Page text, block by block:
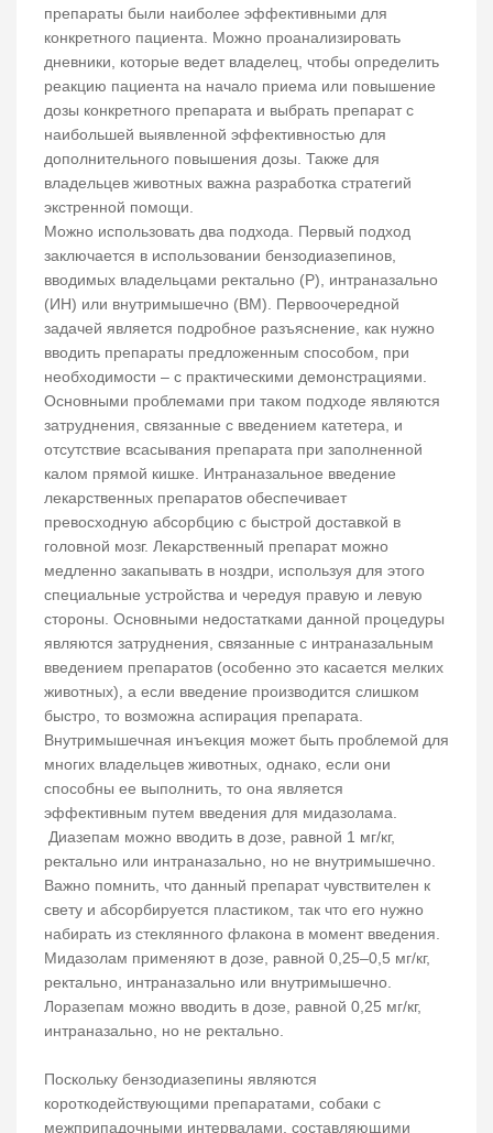
препараты были наиболее эффективными для
конкретного пациента. Можно проанализировать
дневники, которые ведет владелец, чтобы определить
реакцию пациента на начало приема или повышение
дозы конкретного препарата и выбрать препарат с
наибольшей выявленной эффективностью для
дополнительного повышения дозы. Также для
владельцев животных важна разработка стратегий
экстренной помощи.
Можно использовать два подхода. Первый подход
заключается в использовании бензодиазепинов,
вводимых владельцами ректально (Р), интраназально
(ИН) или внутримышечно (ВМ). Первоочередной
задачей является подробное разъяснение, как нужно
вводить препараты предложенным способом, при
необходимости – с практическими демонстрациями.
Основными проблемами при таком подходе являются
затруднения, связанные с введением катетера, и
отсутствие всасывания препарата при заполненной
калом прямой кишке. Интраназальное введение
лекарственных препаратов обеспечивает
превосходную абсорбцию с быстрой доставкой в
головной мозг. Лекарственный препарат можно
медленно закапывать в ноздри, используя для этого
специальные устройства и чередуя правую и левую
стороны. Основными недостатками данной процедуры
являются затруднения, связанные с интраназальным
введением препаратов (особенно это касается мелких
животных), а если введение производится слишком
быстро, то возможна аспирация препарата.
Внутримышечная инъекция может быть проблемой для
многих владельцев животных, однако, если они
способны ее выполнить, то она является
эффективным путем введения для мидазолама.
Диазепам можно вводить в дозе, равной 1 мг/кг,
ректально или интраназально, но не внутримышечно.
Важно помнить, что данный препарат чувствителен к
свету и абсорбируется пластиком, так что его нужно
набирать из стеклянного флакона в момент введения.
Мидазолам применяют в дозе, равной 0,25–0,5 мг/кг,
ректально, интраназально или внутримышечно.
Лоразепам можно вводить в дозе, равной 0,25 мг/кг,
интраназально, но не ректально.
Поскольку бензодиазепины являются
короткодействующими препаратами, собаки с
межприпадочными интервалами, составляющими